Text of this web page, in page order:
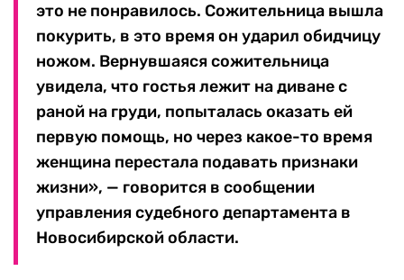
это не понравилось. Сожительница вышла
покурить, в это время он ударил обидчицу
ножом. Вернувшаяся сожительница
увидела, что гостья лежит на диване с
раной на груди, попыталась оказать ей
первую помощь, но через какое-то время
женщина перестала подавать признаки
жизни», — говорится в сообщении
управления судебного департамента в
Новосибирской области.